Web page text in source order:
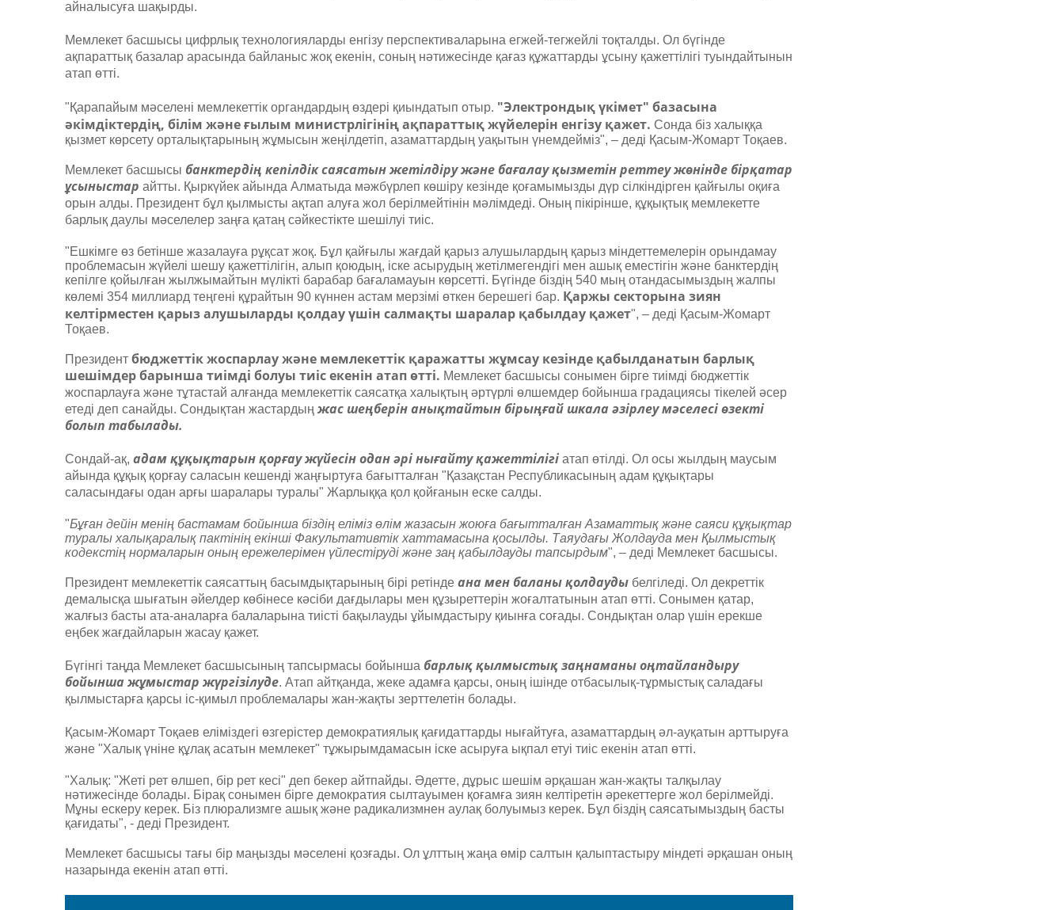
айналысуға шақырды.
Мемлекет басшысы цифрлық технологияларды енгізу перспективаларына егжей-тегжейлі тоқталды. Ол бүгінде
ақпараттық базалар арасында байланыс жоқ екенін, соның нәтижесінде қағаз құжаттарды ұсыну қажеттілігі туындайтынын
атап өтті.
"Қарапайым мәселені мемлекеттік органдардың өздері қиындатып отыр. "Электрондық үкімет" базасына
әкімдіктердің, білім және ғылым министрлігінің ақпараттық жүйелерін енгізу қажет. Сонда біз халыққа
қызмет көрсету орталықтарының жұмысын жеңілдетіп, азаматтардың уақытын үнемдейміз", – деді Қасым-Жомарт Тоқаев.
Мемлекет басшысы банктердің кепілдік саясатын жетілдіру және бағалау қызметін реттеу жөнінде бірқатар
ұсыныстар айтты. Қыркүйек айында Алматыда мәжбүрлеп көшіру кезінде қоғамымызды дүр сілкіндірген қайғылы оқиға
орын алды. Президент бұл қылмысты ақтап алуға жол берілмейтінін мәлімдеді. Оның пікірінше, құқықтық мемлекетте
барлық даулы мәселелер заңға қатаң сәйкестікте шешілуі тиіс.
"Ешкімге өз бетінше жазалауға рұқсат жоқ. Бұл қайғылы жағдай қарыз алушылардың қарыз міндеттемелерін орындамау
проблемасын жүйелі шешу қажеттілігін, алып қоюдың, іске асырудың жетілмегендігі мен ашық еместігін және банктердің
кепілге қойылған жылжымайтын мүлікті барабар бағаламауын көрсетті. Бүгінде біздің 540 мың отандасымыздың жалпы
көлемі 354 миллиард теңгені құрайтын 90 күннен астам мерзімі өткен берешегі бар. Қаржы секторына зиян
келтірместен қарыз алушыларды қолдау үшін салмақты шаралар қабылдау қажет", – деді Қасым-Жомарт
Тоқаев.
Президент бюджеттік жоспарлау және мемлекеттік қаражатты жұмсау кезінде қабылданатын барлық
шешімдер барынша тиімді болуы тиіс екенін атап өтті. Мемлекет басшысы сонымен бірге тиімді бюджеттік
жоспарлауға және тұтастай алғанда мемлекеттік саясатқа халықтың әртүрлі өлшемдер бойынша градациясы тікелей әсер
етеді деп санайды. Сондықтан жастардың жас шеңберін анықтайтын бірыңғай шкала әзірлеу мәселесі өзекті
болып табылады.
Сондай-ақ, адам құқықтарын қорғау жүйесін одан әрі нығайту қажеттілігі атап өтілді. Ол осы жылдың маусым
айында құқық қорғау саласын кешенді жаңғыртуға бағытталған "Қазақстан Республикасының адам құқықтары
саласындағы одан арғы шаралары туралы" Жарлыққа қол қойғанын еске салды.
"Бұған дейін менің бастамам бойынша біздің еліміз өлім жазасын жоюға бағытталған Азаматтық және саяси құқықтар
туралы халықаралық пактінің екінші Факультативтік хаттамасына қосылды. Таяудағы Жолдауда мен Қылмыстық
кодекстің нормаларын оның ережелерімен үйлестіруді және заң қабылдауды тапсырдым", – деді Мемлекет басшысы.
Президент мемлекеттік саясаттың басымдықтарының бірі ретінде ана мен баланы қолдауды белгіледі. Ол декреттік
демалысқа шығатын әйелдер көбінесе кәсіби дағдылары мен құзыреттерін жоғалтатынын атап өтті. Сонымен қатар,
жалғыз басты ата-аналарға балаларына тиісті бақылауды ұйымдастыру қиынға соғады. Сондықтан олар үшін ерекше
еңбек жағдайларын жасау қажет.
Бүгінгі таңда Мемлекет басшысының тапсырмасы бойынша барлық қылмыстық заңнаманы оңтайландыру
бойынша жұмыстар жүргізілуде. Атап айтқанда, жеке адамға қарсы, оның ішінде отбасылық-тұрмыстық саладағы
қылмыстарға қарсы іс-қимыл проблемалары жан-жақты зерттелетін болады.
Қасым-Жомарт Тоқаев еліміздегі өзгерістер демократиялық қағидаттарды нығайтуға, азаматтардың әл-ауқатын арттыруға
және "Халық үніне құлақ асатын мемлекет" тұжырымдамасын іске асыруға ықпал етуі тиіс екенін атап өтті.
"Халық: "Жеті рет өлшеп, бір рет кесі" деп бекер айтпайды. Әдетте, дұрыс шешім әрқашан жан-жақты талқылау
нәтижесінде болады. Бірақ сонымен бірге демократия сылтауымен қоғамға зиян келтіретін әрекеттерге жол берілмейді.
Мұны ескеру керек. Біз плюрализмге ашық және радикализмнен аулақ болуымыз керек. Бұл біздің саясатымыздың басты
қағидаты", - деді Президент.
Мемлекет басшысы тағы бір маңызды мәселені қозғады. Ол ұлттың жаңа өмір салтын қалыптастыру міндеті әрқашан оның
назарында екенін атап өтті.